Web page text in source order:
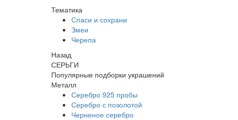
Тематика
Спаси и сохрани
Змеи
Черепа
Назад
СЕРЬГИ
Популярные подборки украшений
Металл
Серебро 925 пробы
Серебро с позолотой
Черненое серебро